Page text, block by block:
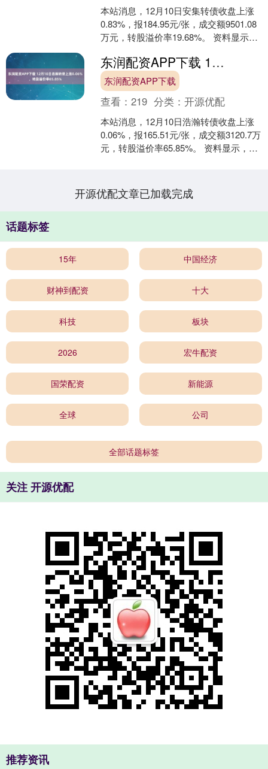
本站消息，12月10日安集转债收盘上涨
0.83%，报184.95元/张，成交额9501.08
万元，转股溢价率19.68%。 资料显示，
东润配资APP下载 12月10日浩瀚转债上涨0.06%，转股溢价率65.85%
东润配资APP下载
查看：219 分类：开源优配
本站消息，12月10日浩瀚转债收盘上涨
0.06%，报165.51元/张，成交额3120.7万
元，转股溢价率65.85%。 资料显示，浩
开源优配文章已加载完成
话题标签
15年 中国经济
财神到配资 十大
科技 板块
2026 宏牛配资
国荣配资 新能源
全球 公司
全部话题标签
关注 开源优配
推荐资讯